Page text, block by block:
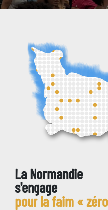
La Normandie
s'engage
pour la faim « zéro